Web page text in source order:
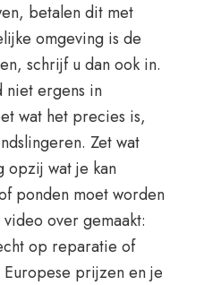
betalen dit met
omgeving is de
schrijf u dan ook in.
niet ergens in
wat het precies is,
Zet wat
opzij wat je kan
ponden moet worden
over gemaakt:
op reparatie of
prijzen en je